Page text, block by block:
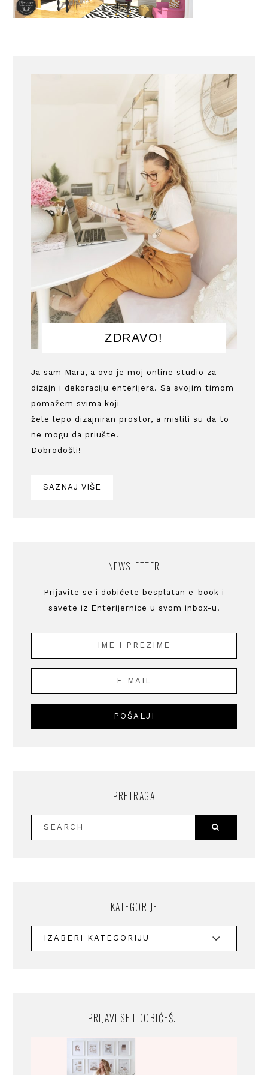
ZDRAVO!
Ja sam Mara, a ovo je moj online studio za
dizajn i dekoraciju enterijera. Sa svojim timom
pomažem svima koji
žele lepo dizajniran prostor, a mislili su da to
ne mogu da priušte!
Dobrodošli!
SAZNAJ VIŠE
NEWSLETTER
Prijavite se i dobićete besplatan e-book i
savete iz Enterijernice u svom inbox-u.
PRETRAGA
KATEGORIJE
PRIJAVI SE I DOBIĆEŠ…